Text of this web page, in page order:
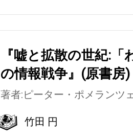
『嘘と拡散の世紀:
の情報戦争』(原書房)
著者:ピーター・ポメランツ
竹田 円